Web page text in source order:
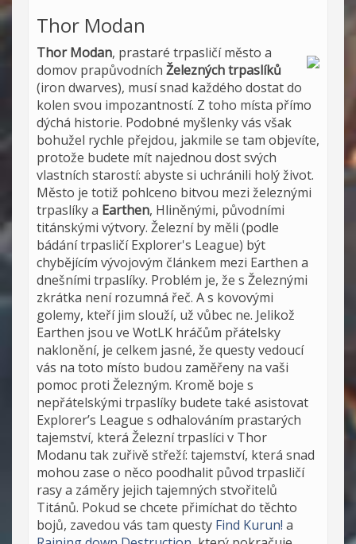
Thor Modan
Thor Modan, prastaré trpasličí město a
domov prapůvodních Železných trpaslíků
(iron dwarves), musí snad každého dostat do
kolen svou impozantností. Z toho místa přímo
dýchá historie. Podobné myšlenky vás však
bohužel rychle přejdou, jakmile se tam objevíte,
protože budete mít najednou dost svých
vlastních starostí: abyste si uchránili holý život.
Město je totiž pohlceno bitvou mezi železnými
trpaslíky a Earthen, Hliněnými, původními
titánskými výtvory. Železní by měli (podle
bádání trpasličí Explorer's League) být
chybějícím vývojovým článkem mezi Earthen a
dnešními trpaslíky. Problém je, že s Železnými
zkrátka není rozumná řeč. A s kovovými
golemy, kteří jim slouží, už vůbec ne. Jelikož
Earthen jsou ve WotLK hráčům přátelsky
naklonění, je celkem jasné, že questy vedoucí
vás na toto místo budou zaměřeny na vaši
pomoc proti Železným. Kromě boje s
nepřátelskými trpaslíky budete také asistovat
Explorer’s League s odhalováním prastarých
tajemství, která Železní trpaslíci v Thor
Modanu tak zuřivě střeží: tajemství, která snad
mohou zase o něco poodhalit původ trpasličí
rasy a záměry jejich tajemných stvořitelů
Titánů. Pokud se chcete přimíchat do těchto
bojů, zavedou vás tam questy Find Kurun! a